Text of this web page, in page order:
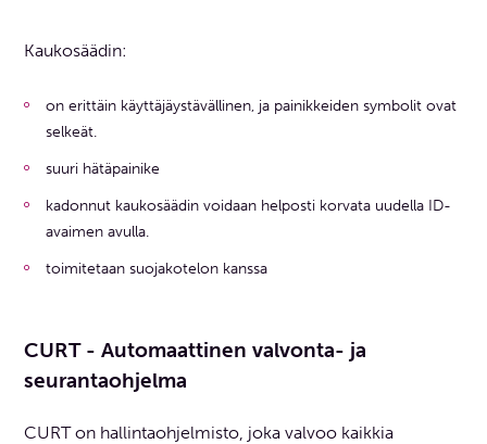
Kaukosäädin:
on erittäin käyttäjäystävällinen, ja painikkeiden symbolit ovat
selkeät.
suuri hätäpainike
kadonnut kaukosäädin voidaan helposti korvata uudella ID-
avaimen avulla.
toimitetaan suojakotelon kanssa
CURT - Automaattinen valvonta- ja
seurantaohjelma
CURT on hallintaohjelmisto, joka valvoo kaikkia